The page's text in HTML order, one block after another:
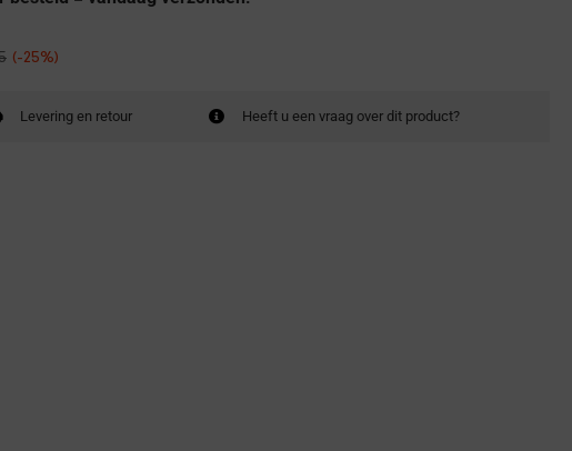
(-25%)
Levering en retour Heeft u een vraag over dit product?